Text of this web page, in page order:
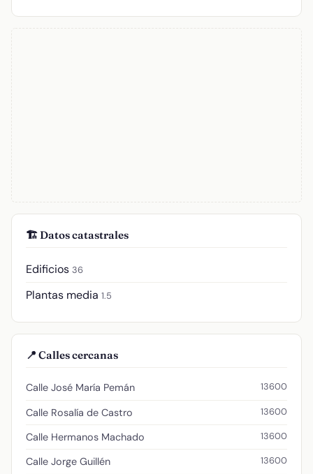
🏗️ Datos catastrales
Edificios 36
Plantas media 1.5
📍 Calles cercanas
Calle José María Pemán 13600
Calle Rosalía de Castro 13600
Calle Hermanos Machado 13600
Calle Jorge Guillén 13600